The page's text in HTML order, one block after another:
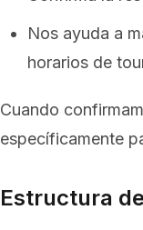
Nos ayuda a
horarios de
Cuando
específicamente
Estructura